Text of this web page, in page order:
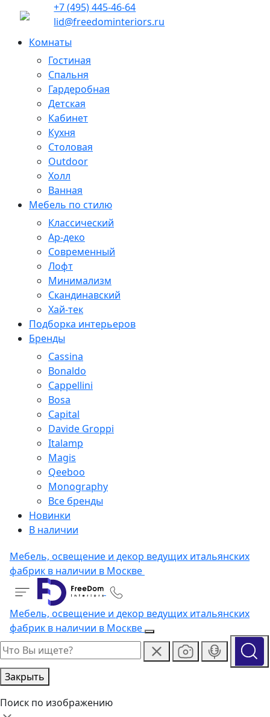
+7 (495) 445-46-64
lid@freedominteriors.ru
Комнаты
Гостиная
Спальня
Гардеробная
Детская
Кабинет
Кухня
Столовая
Outdoor
Холл
Ванная
Мебель по стилю
Классический
Ар-деко
Современный
Лофт
Минимализм
Скандинавский
Хай-тек
Подборка интерьеров
Бренды
Cassina
Bonaldo
Cappellini
Bosa
Capital
Davide Groppi
Italamp
Magis
Qeeboo
Monography
Все бренды
Новинки
В наличии
Мебель, освещение и декор ведущих итальянских
фабрик в наличии в Москве
Мебель, освещение и декор ведущих итальянских
фабрик в наличии в Москве
Закрыть
Поиск по изображению